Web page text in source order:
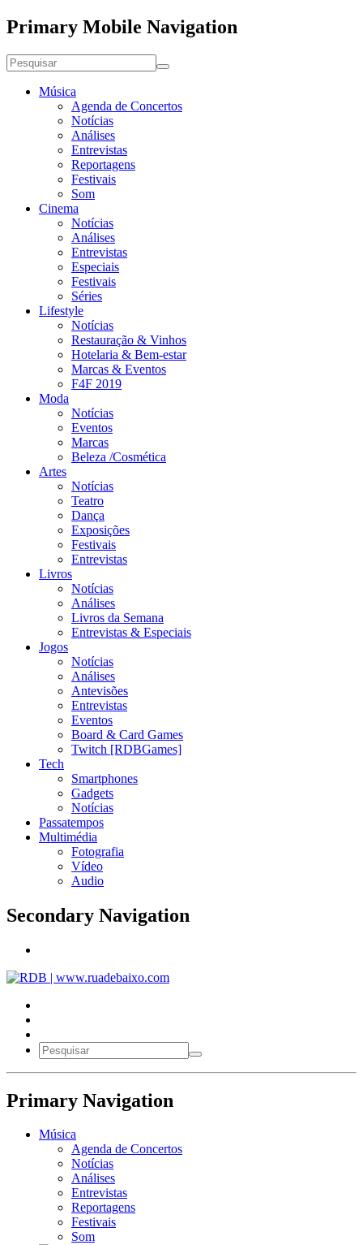
Primary Mobile Navigation
Música
Agenda de Concertos
Notícias
Análises
Entrevistas
Reportagens
Festivais
Som
Cinema
Notícias
Análises
Entrevistas
Especiais
Festivais
Séries
Lifestyle
Notícias
Restauração & Vinhos
Hotelaria & Bem-estar
Marcas & Eventos
F4F 2019
Moda
Notícias
Eventos
Marcas
Beleza /Cosmética
Artes
Notícias
Teatro
Dança
Exposições
Festivais
Entrevistas
Livros
Notícias
Análises
Livros da Semana
Entrevistas & Especiais
Jogos
Notícias
Análises
Antevisões
Entrevistas
Eventos
Board & Card Games
Twitch [RDBGames]
Tech
Smartphones
Gadgets
Notícias
Passatempos
Multimédia
Fotografia
Vídeo
Audio
Secondary Navigation
Primary Navigation
Música
Agenda de Concertos
Notícias
Análises
Entrevistas
Reportagens
Festivais
Som